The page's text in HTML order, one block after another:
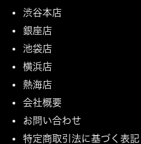
渋谷本店
銀座店
池袋店
横浜店
熱海店
会社概要
お問い合わせ
特定商取引法に基づく表記